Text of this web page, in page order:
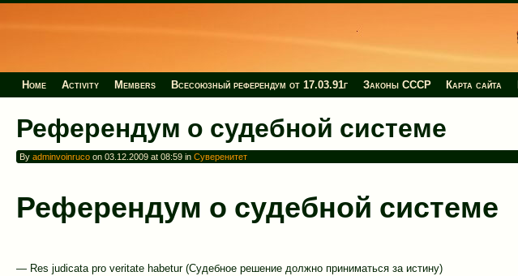
Home Activity Members Всесоюзный референдум от 17.03.91г Законы СССР Карта сайта
Референдум о судебной системе
By adminvoinrucoon 03.12.2009 at 08:59 in Суверенитет
Референдум о судебной системе
— Res judicata pro veritate habetur (Судебное решение должно приниматься за истину)